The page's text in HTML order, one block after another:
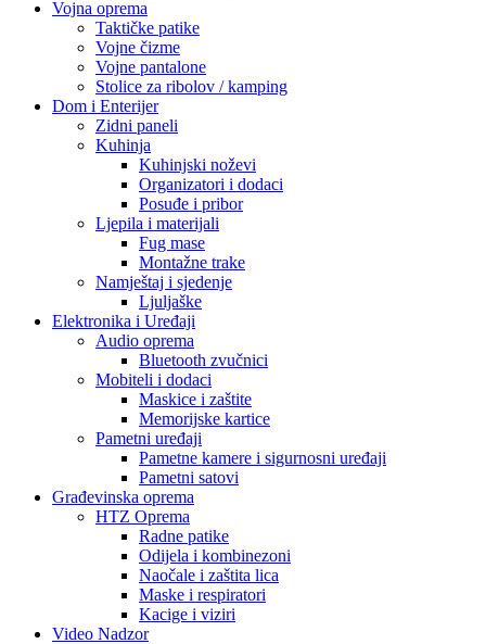
Vojna oprema
Taktičke patike
Vojne čizme
Vojne pantalone
Stolice za ribolov / kamping
Dom i Enterijer
Zidni paneli
Kuhinja
Kuhinjski noževi
Organizatori i dodaci
Posuđe i pribor
Ljepila i materijali
Fug mase
Montažne trake
Namještaj i sjedenje
Ljuljaške
Elektronika i Uređaji
Audio oprema
Bluetooth zvučnici
Mobiteli i dodaci
Maskice i zaštite
Memorijske kartice
Pametni uređaji
Pametne kamere i sigurnosni uređaji
Pametni satovi
Građevinska oprema
HTZ Oprema
Radne patike
Odijela i kombinezoni
Naočale i zaštita lica
Maske i respiratori
Kacige i viziri
Video Nadzor